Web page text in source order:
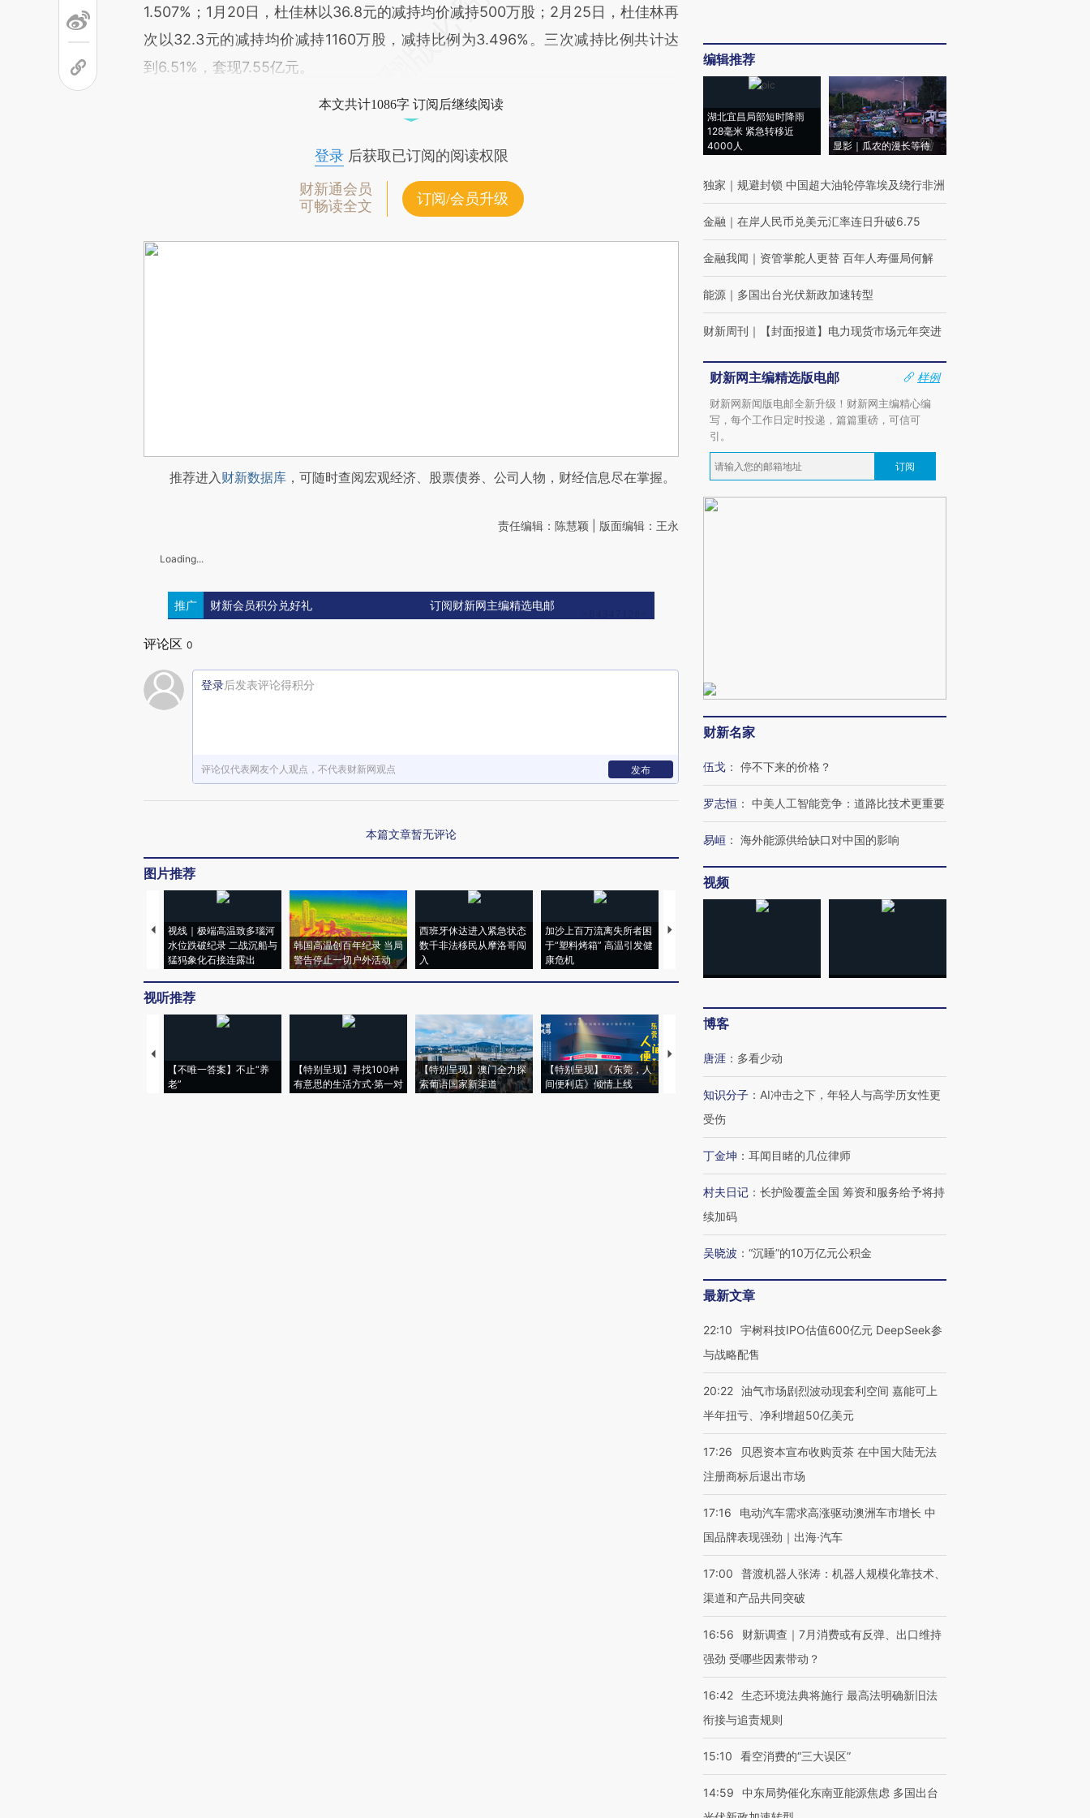
1.507%；1月20日，杜佳林以36.8元的减持均价减持500万股；2月25日，杜佳林再
次以32.3元的减持均价减持1160万股，减持比例为3.496%。三次减持比例共计达
到6.51%，套现7.55亿元。
本文共计1086字 订阅后继续阅读
登录后获取已订阅的阅读权限
财新通会员
可畅读全文
订阅/会员升级
推荐进入财新数据库 ，可随时查阅宏观经济、股票债券、公司人物，财经信息尽在掌握。
责任编辑：陈慧颖 | 版面编辑：王永
Loading...
推广 财新会员积分兑好礼 订阅财新网主编精选电邮
评论区 0
登录后发表评论得积分
评论仅代表网友个人观点，不代表财新网观点 发布
本篇文章暂无评论
图片推荐
视线｜极端高温致多瑙河
水位跌破纪录 二战沉船与
猛犸象化石接连露出
韩国高温创百年纪录 当局
警告停止一切户外活动
西班牙休达进入紧急状态
数千非法移民从摩洛哥闯
入
加沙上百万流离失所者困
于“塑料烤箱” 高温引发健
康危机
视线｜HYROX的吸金
视听推荐
【不唯一答案】不止“养
老”
【特别呈现】寻找100种
有意思的生活方式·第一对
【特别呈现】澳门全力探
索葡语国家新渠道
【特别呈现】《东莞，人
间便利店》倾情上线
【推广】走进第四届链博
编辑推荐
湖北宜昌局部短时降雨
128毫米 紧急转移近
4000人
显影｜瓜农的漫长等待
独家 ｜ 规避封锁 中国超大油轮停靠埃及绕行非洲
金融 ｜ 在岸人民币兑美元汇率连日升破6.75
金融我闻 ｜ 资管掌舵人更替 百年人寿僵局何解
能源 ｜ 多国出台光伏新政加速转型
财新周刊 ｜ 【封面报道】电力现货市场元年突进
财新网主编精选版电邮
样例
财新网新闻版电邮全新升级！财新网主编精心编
写，每个工作日定时投递，篇篇重磅，可信可
引。
订阅
财新名家
伍戈 ： 停不下来的价格？
罗志恒 ： 中美人工智能竞争：道路比技术更重要
易峘 ： 海外能源供给缺口对中国的影响
视频
博客
唐涯 ： 多看少动
知识分子 ： AI冲击之下，年轻人与高学历女性更
受伤
丁金坤 ： 耳闻目睹的几位律师
村夫日记 ： 长护险覆盖全国 筹资和服务给予将持
续加码
吴晓波 ： “沉睡”的10万亿元公积金
最新文章
22:10
宇树科技IPO估值600亿元 DeepSeek参
与战略配售
20:22 油气市场剧烈波动现套利空间 嘉能可上
半年扭亏、净利增超50亿美元
17:26
贝恩资本宣布收购贡茶 在中国大陆无法
注册商标后退出市场
17:16
电动汽车需求高涨驱动澳洲车市增长 中
国品牌表现强劲｜出海·汽车
17:00
普渡机器人张涛：机器人规模化靠技术、
渠道和产品共同突破
16:56
财新调查｜7月消费或有反弹、出口维持
强劲 受哪些因素带动？
16:42 生态环境法典将施行 最高法明确新旧法
衔接与追责规则
15:10 看空消费的“三大误区”
14:59
中东局势催化东南亚能源焦虑 多国出台